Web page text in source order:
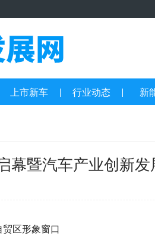
上市新车 行业动态 新
幕暨汽车产业创新
区形象窗口